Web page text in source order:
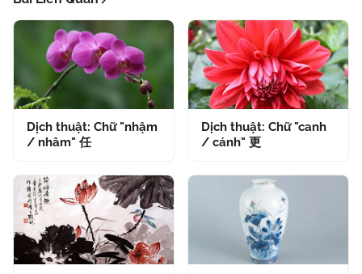
Dịch thuật: Chữ "nhậm
/ nhâm" 任
Dịch thuật: Chữ "canh
/ cánh" 更